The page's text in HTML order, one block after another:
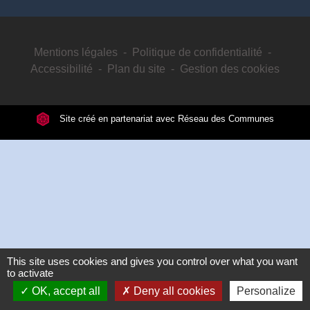
Mentions légales - Politique de confidentialité -
Accessibilité - Plan du site - Gestion des cookies
Site créé en partenariat avec Réseau des Communes
This site uses cookies and gives you control over what you want
to activate
OK, accept all
Deny all cookies Personalize